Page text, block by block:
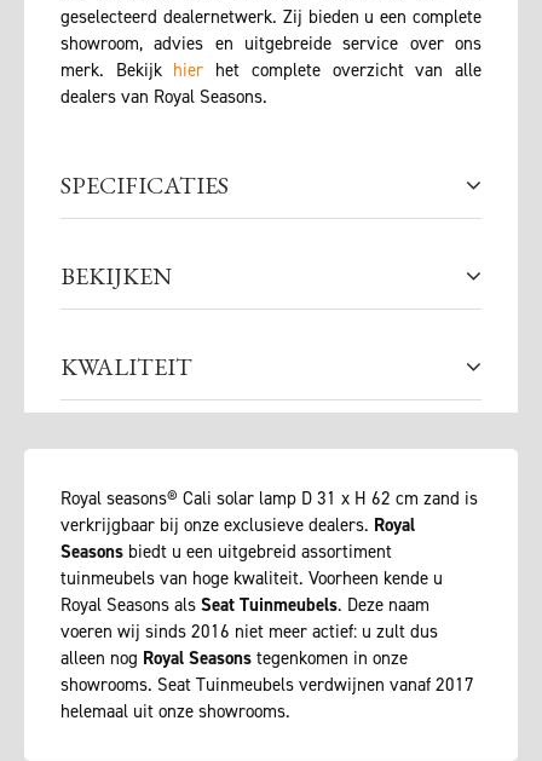
geselecteerd dealernetwerk. Zij bieden u een complete
showroom, advies en uitgebreide service over ons
merk. Bekijk hier het complete overzicht van alle
dealers van Royal Seasons.
SPECIFICATIES
BEKIJKEN
KWALITEIT
Royal seasons® Cali solar lamp D 31 x H 62 cm zand is
verkrijgbaar bij onze exclusieve dealers. Royal
Seasons biedt u een uitgebreid assortiment
tuinmeubels van hoge kwaliteit. Voorheen kende u
Royal Seasons als Seat Tuinmeubels. Deze naam
voeren wij sinds 2016 niet meer actief: u zult dus
alleen nog Royal Seasons tegenkomen in onze
showrooms. Seat Tuinmeubels verdwijnen vanaf 2017
helemaal uit onze showrooms.